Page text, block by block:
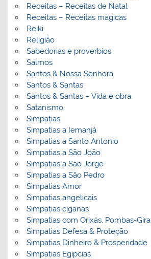
Receitas – Receitas de Natal
Receitas – Receitas mágicas
Reiki
Religião
Sabedorias e proverbios
Salmos
Santos & Nossa Senhora
Santos & Santas
Santos & Santas – Vida e obra
Satanismo
Simpatias
Simpatias a Iemanjá
Simpatias a Santo Antonio
Simpatias a São João
Simpatias a São Jorge
Simpatias a São Pedro
Simpatias Amor
Simpatias angelicais
Simpatias ciganas
Simpatias com Orixás, Pombas-
Simpatias Defesa & Proteção
Simpatias Dinheiro & Prosperidade
Simpatias Egipcias